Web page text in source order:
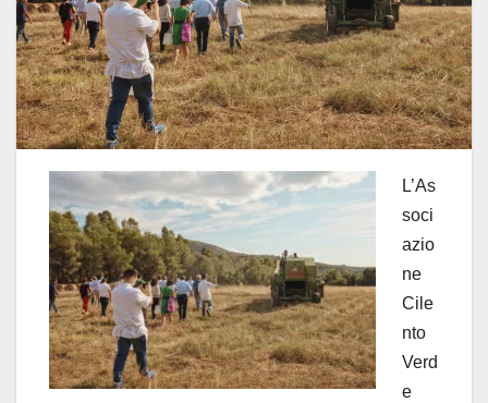
L’As
soci
azio
ne
Cile
nto
Verd
e